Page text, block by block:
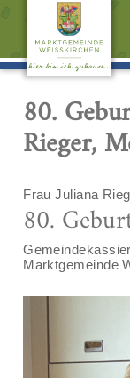
80.
Rieger,
Frau Juliana
80.
Marktgemeinde